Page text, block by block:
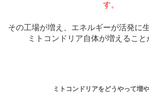
す。
その工場が増え、エネルギーが活発に
ミトコンドリア自体が増えること
ミトコンドリアをどうやって増